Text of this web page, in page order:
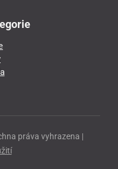
práva vyhrazena |